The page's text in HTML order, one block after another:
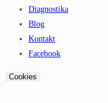
Diagnostika
Blog
Kontakt
Facebook
Cookies